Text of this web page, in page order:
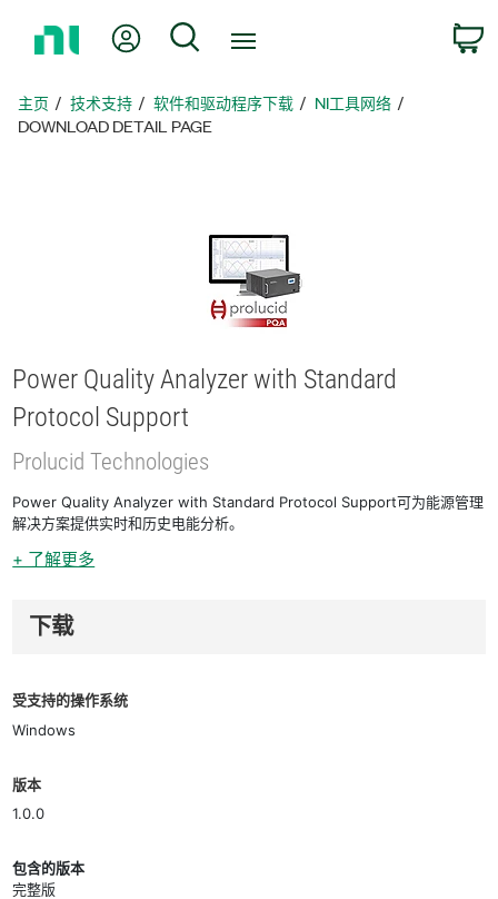
页
我的账户 搜索
主页 技术支持 软件和驱动程序下载
NI工具网络
DOWNLOAD DETAIL PAGE
Power Quality Analyzer with Standard
Protocol Support
Prolucid Technologies
Power Quality Analyzer with Standard Protocol Support可为能源管理
解决方案提供实时和历史电能分析。
+ 了解更多
下载
受支持的操作系统
Windows
版本
1.0.0
包含的版本
完整版